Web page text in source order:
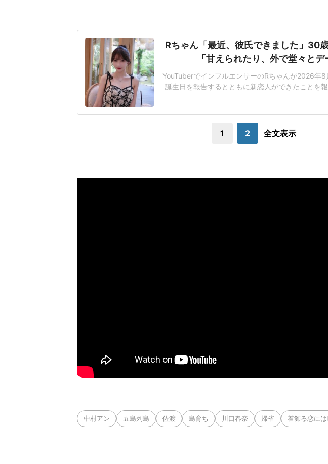
Rちゃん「最近、彼氏できました」30
「甘えられたり、外で堂々と
YouTuberでインフルエンサーのRちゃんが2026年
誕生日を報告するとともに新恋人ができたことを
レゼントなぐらい素敵なご縁」Rちゃんはかつて俳
たものの、破局後の2025年に「1億円婚約トラブ
催し、
1 2 全文表示
中村アン 五島列島 佐渡 島育ち 川口春奈 帰省 着飾る恋に